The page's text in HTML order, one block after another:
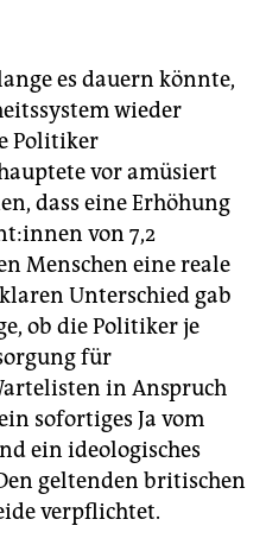
es dauern könnte,
wieder
Politiker
vor amüsiert
dass eine Erhöhung
von 7,2
Menschen eine reale
Unterschied gab
ob die Politiker je
für
in Anspruch
sofortiges Ja vom
ein ideologisches
geltenden britischen
verpflichtet.